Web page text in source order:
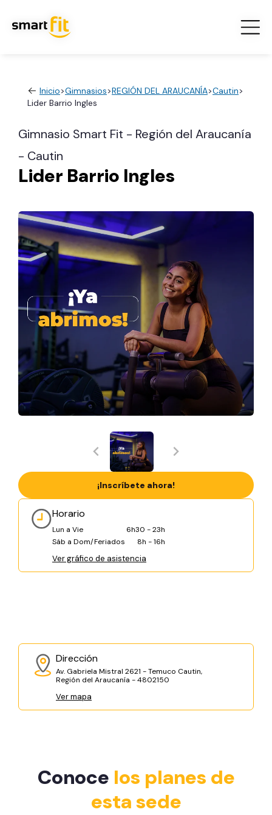
Inicio>Gimnasios>REGIÓN DEL ARAUCANÍA>Cautin>
Lider Barrio Ingles
Gimnasio Smart Fit - Región del Araucanía
- Cautin
Lider Barrio Ingles
Horario
Lun a Vie
6h30 - 23h
Sáb a Dom/Feriados
8h - 16h
Ver gráfico de asistencia
Dirección
Av. Gabriela Mistral 2621 - Temuco Cautin,
Región del Araucanía - 4802150
Ver mapa
¡Inscríbete ahora!
Conoce los planes de
esta sede